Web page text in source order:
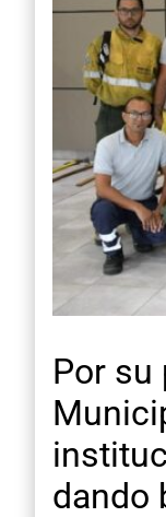
Por su
dando